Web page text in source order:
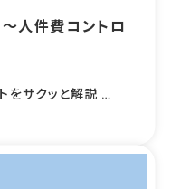
人件費コントロ
をサクッと解説 …